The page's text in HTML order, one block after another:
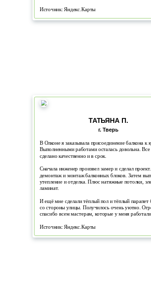
Источник: Яндекс.Карты
ТАТЬЯНА П.
г. Тверь
В Олконе я заказывала присоединение балкона к
Выполненными работами осталась довольна.
сделано качественно и в срок.
Сначала инженер произвел замер и сделал
демонтаж и монтаж балконных блоков. Затем
утепление и отделка. Плюс натяжные потолки,
ламинат.
И ещё мне сделали тёплый пол и тёплый парапет
со стороны улицы. Получилось очень уютно.
спасибо всем мастерам, которые у меня
Источник: Яндекс.Карты